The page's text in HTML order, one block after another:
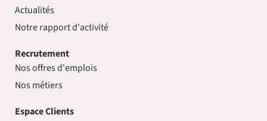
Actualités
Notre rapport d'activité
Recrutement
Nos offres d'emplois
Nos métiers
Espace Clients